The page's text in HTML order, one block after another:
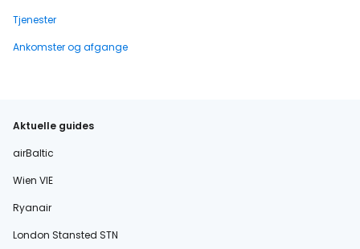
Tjenester
Ankomster og afgange
Aktuelle guides
airBaltic
Wien VIE
Ryanair
London Stansted STN